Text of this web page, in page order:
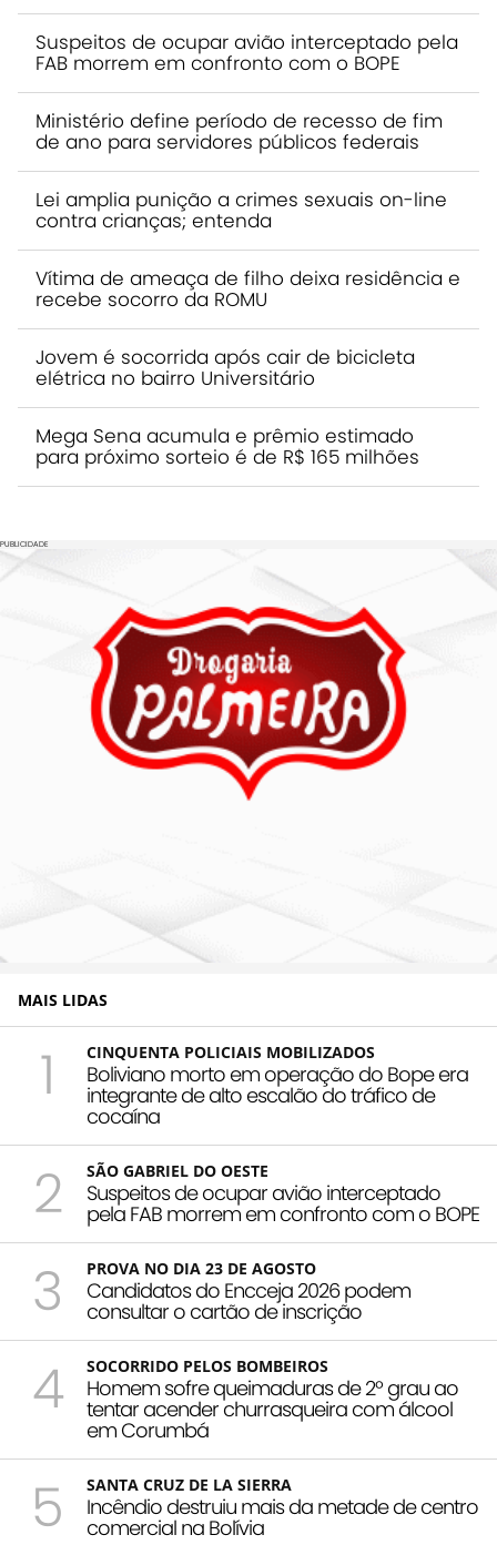
Suspeitos de ocupar avião interceptado pela
FAB morrem em confronto com o BOPE
Ministério define período de recesso de fim
de ano para servidores públicos federais
Lei amplia punição a crimes sexuais on-line
contra crianças; entenda
Vítima de ameaça de filho deixa residência e
recebe socorro da ROMU
Jovem é socorrida após cair de bicicleta
elétrica no bairro Universitário
Mega Sena acumula e prêmio estimado
para próximo sorteio é de R$ 165 milhões
PUBLICIDADE
MAIS LIDAS
1 CINQUENTA POLICIAIS MOBILIZADOS
Boliviano morto em operação do Bope era
integrante de alto escalão do tráfico de
cocaína
2 SÃO GABRIEL DO OESTE
Suspeitos de ocupar avião interceptado
pela FAB morrem em confronto com o BOPE
3 PROVA NO DIA 23 DE AGOSTO
Candidatos do Encceja 2026 podem
consultar o cartão de inscrição
4 SOCORRIDO PELOS BOMBEIROS
Homem sofre queimaduras de 2º grau ao
tentar acender churrasqueira com álcool
em Corumbá
5 SANTA CRUZ DE LA SIERRA
Incêndio destruiu mais da metade de centro
comercial na Bolívia